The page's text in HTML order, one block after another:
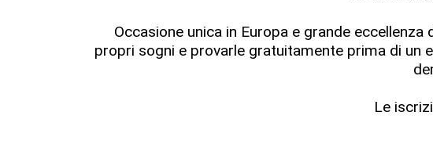
Occasione unica in Europa e grande
propri sogni e provarle gratuitamente prima di un
Le